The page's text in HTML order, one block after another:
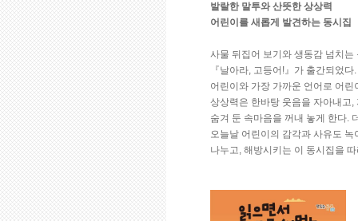
발랄한 말투와 산뜻한 상상력
어린이를 새롭게 발견하는 동시집
사물 뒤집어 보기와 생동감 넘치
『날아라, 고등어!』가 출간되었
어린이와 가장 가까운 언어로 어
상상력은 한바탕 웃음을 자아내고
숨겨 둔 속마음을 꺼내 놓게 한다.
오늘날 어린이의 감각과 사유도
나누고, 해방시키는 이 동시집을